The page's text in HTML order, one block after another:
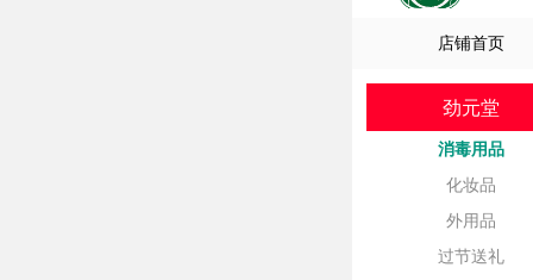
店铺首页
劲元堂
消毒用品
化妆品
外用品
过节送礼